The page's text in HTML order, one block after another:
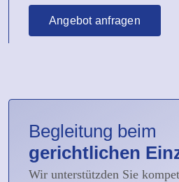
Schuldner
dennoch mit
Per SMS und
Mehr...
Angebot anfragen
Begleitung beim
gerichtlichen
Wir unterstützden Sie